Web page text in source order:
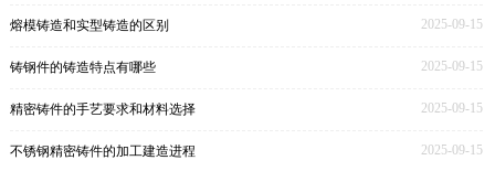
2025-09-15
熔模铸造和实型铸造的区别
2025-09-15
铸钢件的铸造特点有哪些
2025-09-15
精密铸件的手艺要求和材料选择
2025-09-15
不锈钢精密铸件的加工建造进程